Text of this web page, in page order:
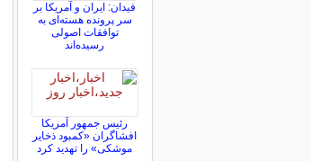
فیدان: ایران و آمریکا بر
سر پرونده هسته‌ای به
توافقات اصولی
رسیده‌اند
رئیس جمهور آمریکا
افشاگران «کمبود ذخایر
موشکی» را تهدید کرد